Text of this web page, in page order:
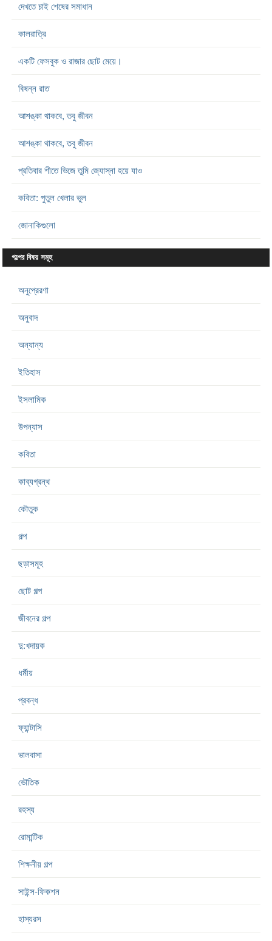
দেখতে চাই শেষের সমাধান
কালরাত্রি
একটি ফেসবুক ও রাজার ছোট মেয়ে।
বিষন্ন রাত
আশঙ্কা থাকবে, তবু জীবন
আশঙ্কা থাকবে, তবু জীবন
প্রতিবার শীতে ভিজে তুমি জ্যোস্না হয়ে যাও
কবিতা: পুতুল খেলার ভুল
জোনাকিগুলো
গল্পের বিষয় সমূহ
অনুপ্রেরণা
অনুবাদ
অন্যান্য
ইতিহাস
ইসলামিক
উপন্যাস
কবিতা
কাব্যগ্রন্থ
কৌতুক
গল্প
ছড়াসমূহ
ছোট গল্প
জীবনের গল্প
দু:খদায়ক
ধর্মীয়
প্রবন্ধ
ফ্যান্টাসি
ভালবাসা
ভৌতিক
রহস্য
রোমান্টিক
শিক্ষনীয় গল্প
সাইন্স-ফিকশন
হাস্যরস